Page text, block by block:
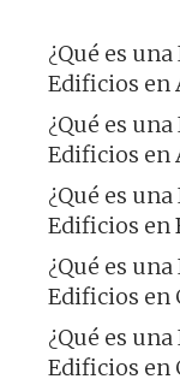
¿Qué es
Edificios en
¿Qué es
Edificios en
¿Qué es
Edificios en
¿Qué es
Edificios en
¿Qué es
Edificios en